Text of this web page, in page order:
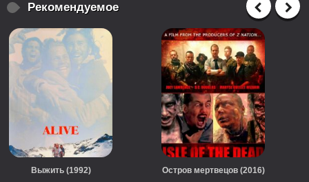
Рекомендуемое
Выжить (1992) Остров мертвецов (2016)